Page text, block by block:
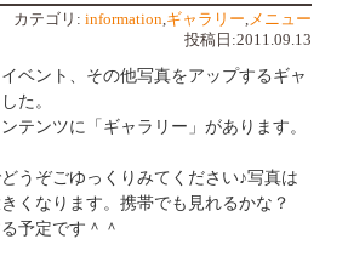
カテゴリ: information ギャラリー メニュー
投稿日:2011.09.13
ベント、その他写真をアップするギャ
た。
テンツに「ギャラリー」があります。
うぞごゆっくりみてください♪写真は
くなります。携帯でも見れるかな？
予定です＾＾